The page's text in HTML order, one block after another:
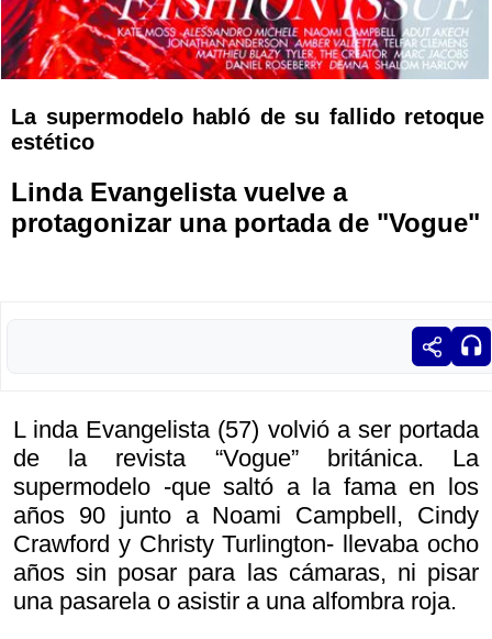
La supermodelo habló de su fallido retoque
estético
Linda Evangelista vuelve a
protagonizar una portada de "Vogue"
L inda Evangelista (57) volvió a ser portada
de la revista “Vogue” británica. La
supermodelo -que saltó a la fama en los
años 90 junto a Noami Campbell, Cindy
Crawford y Christy Turlington- llevaba ocho
años sin posar para las cámaras, ni pisar
una pasarela o asistir a una alfombra roja.